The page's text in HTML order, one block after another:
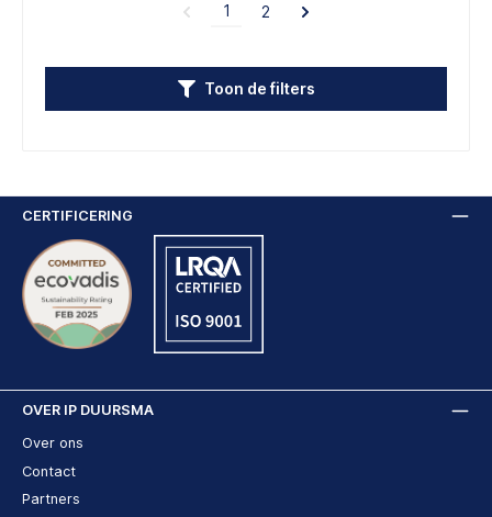
1 2
Toon de filters
OVER IP DUURSMA
Over ons
Contact
Partners
CERTIFICERING